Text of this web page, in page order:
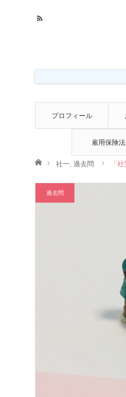
プロフィール
雇用保険法
ホーム社一 過去問 「
過去問